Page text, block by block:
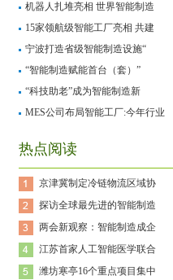
机器人扎堆亮相 世界智能制造
15家领航级智能工厂亮相 共建
宁波打造省级智能制造设施“
“智能制造赋能首台（套）”
“科技助老”成为智能制造新
MES公司布局智能工厂:今年行业
热点阅读
京津冀制定冷链物流区域协
探访全球最先进的智能制造
两会新观察：智能制造成企
江苏首家人工智能医学联合
潍坊寒亭16个重点项目集中